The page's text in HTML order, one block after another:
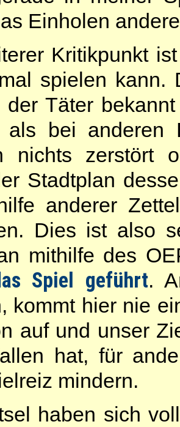
Einholen
Kritikpunkt
spielen kann.
der Täter
als bei anderen
nichts zerstört
Stadtplan
anderer
Dies ist also
mithilfe des
Spiel geführt.
kommt hier nie
auf und unser
hat, für
mindern.
haben sich